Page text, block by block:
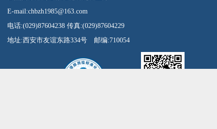
E-mail:chbzh1985@163.com
电话:(029)87604238 传真:(029)87604229
地址:西安市友谊东路334号 邮编:710054